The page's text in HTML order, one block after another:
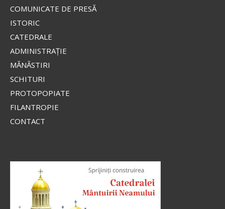
COMUNICATE DE PRESĂ
ISTORIC
CATEDRALE
ADMINISTRAŢIE
MĂNĂSTIRI
SCHITURI
PROTOPOPIATE
FILANTROPIE
CONTACT